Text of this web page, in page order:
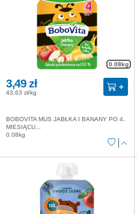
0.08kg
3,49 zł
43,63 zł/kg
BOBOVITA MUS JABŁKA I BANANY PO 4.
MIESIĄCU...
0.08kg